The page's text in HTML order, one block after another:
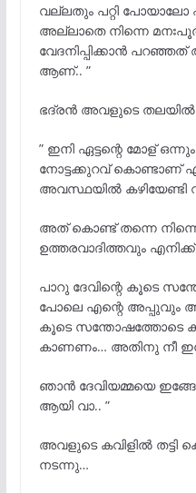
വല്ലതും പറ്റി പോയാലോ
അല്ലാതെ നിന്നെ
വേദനിപ്പിക്കാന്പറഞ്ഞത്
ആണ്.. ”
ഭദ്രൻ അവളുടെ തലയിൽ
” ഇനി ഏട്ടന്റെ മോള്
നോട്ടക്കുറവ് കൊണ്ടാണ്
അവസ്ഥയില്കഴിയേണ്ടി
അത് കൊണ്ട് തന്നെ
ഉത്തരവാദിത്തവും
പാറു ദേവിന്റെ കൂടെ
പോലെ എന്റെ അപ്പുവും
കൂടെ സന്തോഷത്തോടെ
കാണണം… അതിനു നീ
ഞാൻ ദേവിയമ്മയെ
ആയി വാ.. ”
അവളുടെ കവിളിൽ
നടന്നു…